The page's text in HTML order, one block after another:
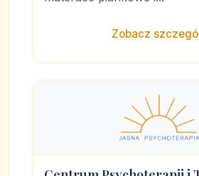
Zobacz